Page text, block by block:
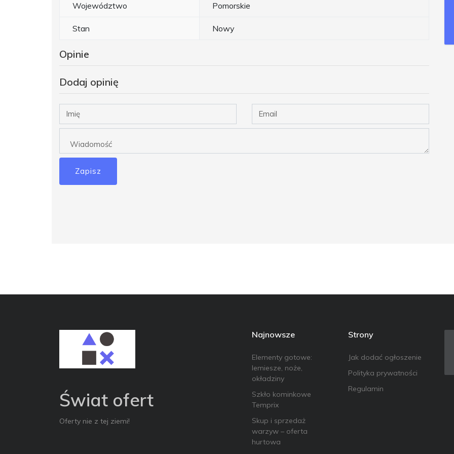
Województwo Pomorskie
Stan Nowy
Opinie
Dodaj opinię
Zapisz
Świat ofert
Oferty nie z tej ziemi!
Najnowsze
Elementy gotowe:
lemiesze, noże,
okładziny
Szkło kominkowe
Temprix
Skup i sprzedaż
warzyw – oferta
hurtowa
Strony
Jak dodać ogłoszenie
Polityka prywatności
Regulamin